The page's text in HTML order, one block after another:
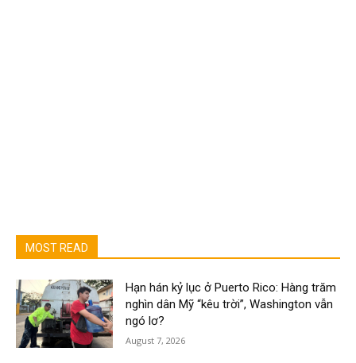
MOST READ
Hạn hán kỷ lục ở Puerto Rico: Hàng trăm
nghìn dân Mỹ “kêu trời”, Washington vẫn
ngó lơ?
August 7, 2026